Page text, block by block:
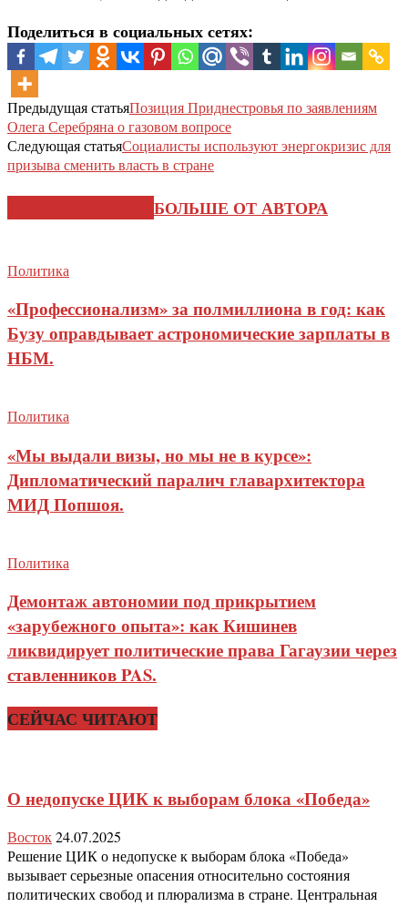
Поделиться в социальных сетях:
Предыдущая статьяПозиция Приднестровья по заявлениям
Олега Серебряна о газовом вопросе
Следующая статьяСоциалисты используют энергокризис для
призыва сменить власть в стране
БОЛЬШЕ ОТ АВТОРА
Политика
«Профессионализм» за полмиллиона в год: как
Бузу оправдывает астрономические зарплаты в
НБМ.
Политика
«Мы выдали визы, но мы не в курсе»:
Дипломатический паралич главархитектора
МИД Попшоя.
Политика
Демонтаж автономии под прикрытием
«зарубежного опыта»: как Кишинев
ликвидирует политические права Гагаузии через
ставленников PAS.
СЕЙЧАС ЧИТАЮТ
О недопуске ЦИК к выборам блока «Победа»
Восток24.07.2025
Решение ЦИК о недопуске к выборам блока «Победа»
вызывает серьезные опасения относительно состояния
политических свобод и плюрализма в стране. Центральная